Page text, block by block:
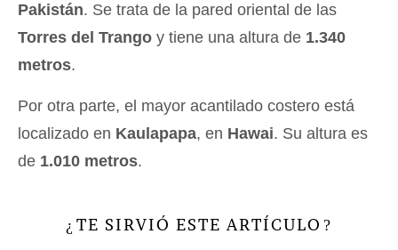
Pakistán. Se trata de la pared oriental de las
Torres del Trango y tiene una altura de 1.340
metros.
Por otra parte, el mayor acantilado costero está
localizado en Kaulapapa, en Hawai. Su altura es
de 1.010 metros.
¿ TE SIRVIÓ ESTE ARTÍCULO ?